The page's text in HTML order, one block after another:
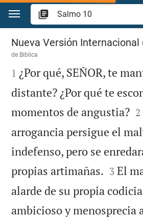
Ir a un contenido
Salmo 10
Nueva Versión Internacional
de Biblica

1 ¿Por qué, SEÑOR, te
distante? ¿Por qué te
momentos de angustia?
2
arrogancia persigue el
indefenso, pero se
propias artimañas. 

3 El
alarde de su propia
ambicioso y menosprecia